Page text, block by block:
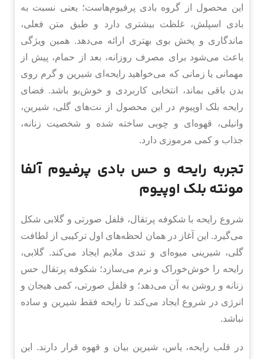
این محصول از گروه بادی پرفیوم‌هاست؛ یعنی نسبت به
بادی اسپلش، غلظت بیشتری دارد و طبق متن فعلی،
ماندگاری و پخش بوی بهتری ارائه می‌دهد. همین ویژگی
باعث می‌شود برای مصرف روزانه، بعد از حمام، پیش از
مهمانی یا زمانی که می‌خواهید رایحه‌ای شیرین و گرم روی
بدن باقی بماند، انتخابی کاربردی و خوش‌بو باشد. فضای
رایحه بلک اوپیوم در این محصول از نت‌های گلی، شیرین،
وانیلی، قهوه‌ای و چوبی ساخته شده و شخصیت زنانه،
جذاب و کمی مرموزی دارد.
تجربه رایحه و حس بادی پرفیوم آلفا
مونته بلک اوپیوم
شروع رایحه با شکوفه پرتقال، فلفل صورتی و گلابی شکل
می‌گیرد. این آغاز در همان لحظه‌های اول ترکیبی از لطافت
گلی، شیرینی میوه‌ای و تندی ملایم ایجاد می‌کند. گلابی،
رایحه را خوش‌خوراک و نرم می‌سازد؛ شکوفه پرتقال حس
زنانه و روشن به آن می‌دهد؛ و فلفل صورتی، کمی هیجان و
انرژی در شروع ایجاد می‌کند تا رایحه فقط شیرین و ساده
نباشد.
در قلب رایحه، یاس، شیرین بیان و قهوه قرار دارند. این